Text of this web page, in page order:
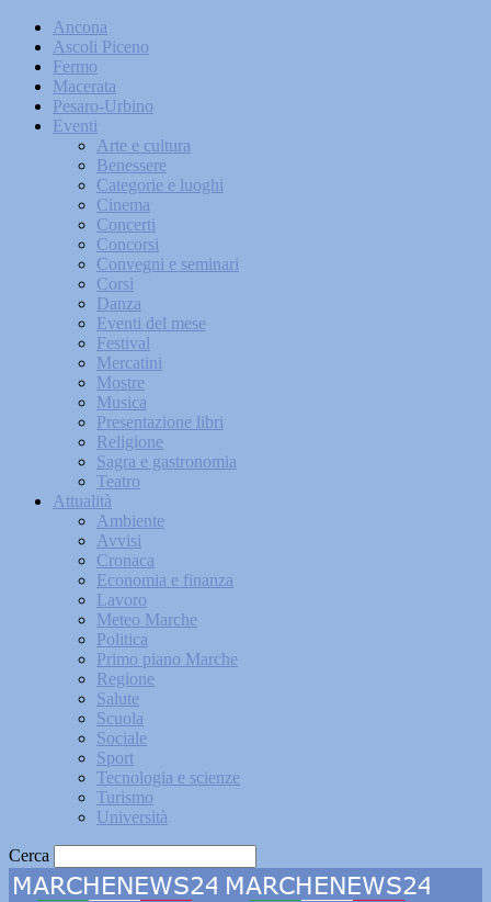
Ancona
Ascoli Piceno
Fermo
Macerata
Pesaro-Urbino
Eventi
Arte e cultura
Benessere
Categorie e luoghi
Cinema
Concerti
Concorsi
Convegni e seminari
Corsi
Danza
Eventi del mese
Festival
Mercatini
Mostre
Musica
Presentazione libri
Religione
Sagra e gastronomia
Teatro
Attualità
Ambiente
Avvisi
Cronaca
Economia e finanza
Lavoro
Meteo Marche
Politica
Primo piano Marche
Regione
Salute
Scuola
Sociale
Sport
Tecnologia e scienze
Turismo
Università
Cerca